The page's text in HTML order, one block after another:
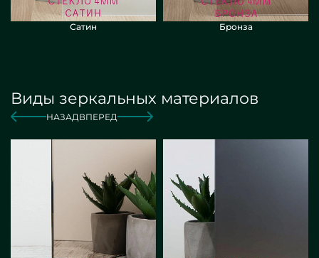
Сатин Бронза
Виды зеркальных материалов
НАЗАД ВПЕРЕД